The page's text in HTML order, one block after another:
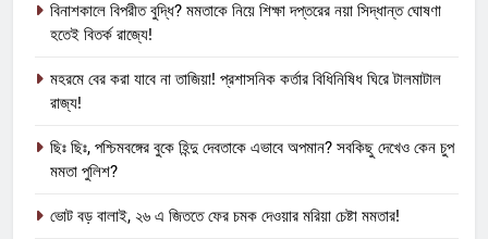
বিনাশকালে বিপরীত বুদ্ধি? মমতাকে নিয়ে শিক্ষা দপ্তরের নয়া সিদ্ধান্ত ঘোষণা
হতেই বিতর্ক রাজ্যে!
মহরমে বের করা যাবে না তাজিয়া! প্রশাসনিক কর্তার বিধিনিষিধ ঘিরে টালমাটাল
রাজ্য!
ছিঃ ছিঃ, পশ্চিমবঙ্গের বুকে হিন্দু দেবতাকে এভাবে অপমান? সবকিছু দেখেও কেন চুপ
মমতা পুলিশ?
ভোট বড় বালাই, ২৬ এ জিততে ফের চমক দেওয়ার মরিয়া চেষ্টা মমতার!